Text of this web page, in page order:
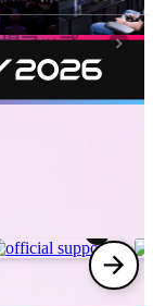
マップ
ラウンジ